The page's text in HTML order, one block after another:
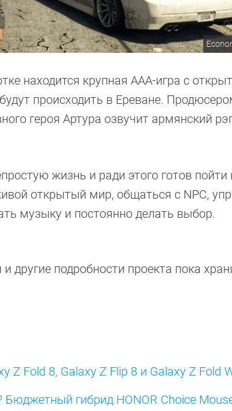
находится крупная ААА-игра с
происходить в Ереване.
героя Артура озвучит армянский
жизнь и ради этого готов пойти
открытый мир, общаться с NPC,
музыку и постоянно делать выбор.
подробности проекта пока
Z Fold 8, Galaxy Z Flip 8 и Galaxy Z Fold
гибрид HONOR Choice